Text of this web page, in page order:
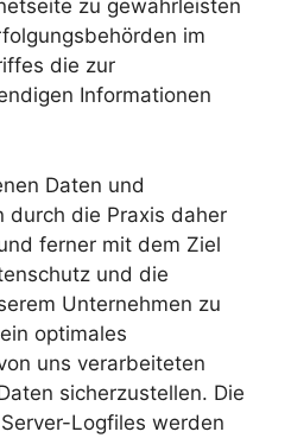
zu gewährleisten
im
die zur
Informationen
Daten und
durch die Praxis daher
ferner mit dem Ziel
und die
Unternehmen zu
optimales
uns verarbeiteten
sicherzustellen. Die
Logfiles werden